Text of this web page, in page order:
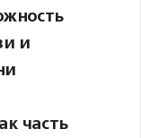
и
часть